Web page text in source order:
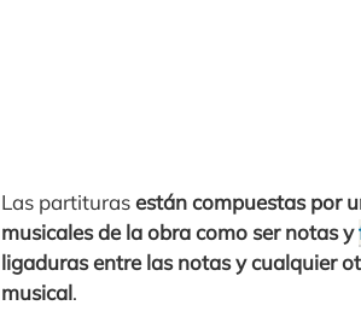
Las partiturasestán compuestas por
musicales de la obra como ser notas y
ligaduras entre las notas y cualquier
musical.